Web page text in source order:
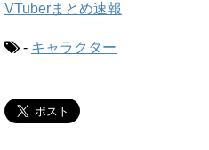
VTuberまとめ速報
- キャラクター